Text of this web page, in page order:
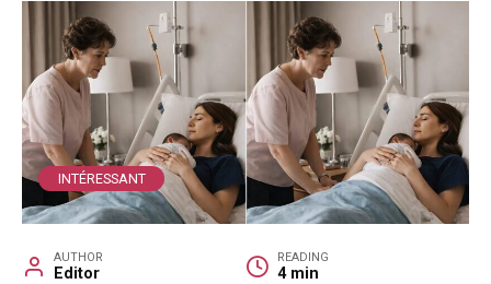
INTÉRESSANT
AUTHOR
Editor
READING
4 min